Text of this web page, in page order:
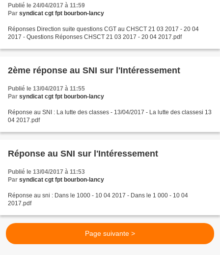
Publié le 24/04/2017 à 11:59
Par syndicat cgt fpt bourbon-lancy
Réponses Direction suite questions CGT au CHSCT 21 03 2017 - 20 04
2017 - Questions Réponses CHSCT 21 03 2017 - 20 04 2017.pdf
2ème réponse au SNI sur l'Intéressement
Publié le 13/04/2017 à 11:55
Par syndicat cgt fpt bourbon-lancy
Réponse au SNI : La lutte des classes - 13/04/2017 - La lutte des classesi 13
04 2017.pdf
Réponse au SNI sur l'Intéressement
Publié le 13/04/2017 à 11:53
Par syndicat cgt fpt bourbon-lancy
Réponse au sni : Dans le 1000 - 10 04 2017 - Dans le 1 000 - 10 04
2017.pdf
Page suivante >